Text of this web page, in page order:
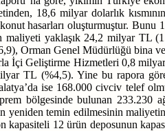
18,6 milyar dolarlık
hasarları oluşturmuştur.
maliyeti yaklaşık 24,2 milyar TL
Orman Genel Müdürlüğü bina
İçi Geliştirme Hizmetleri 0,8
TL (%4,5). Yine bu rapora
ise 168.000 civciv telef
bölgesinde bulunan 233.230
yeniden temin edilmesinin
12 ürün deposunun